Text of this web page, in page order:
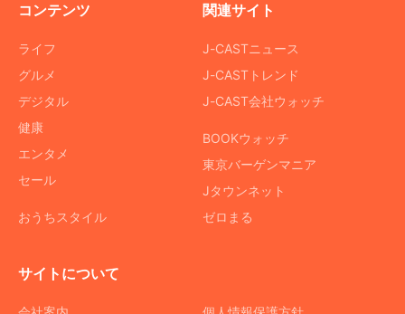
コンテンツ
ライフ
グルメ
デジタル
健康
エンタメ
セール
おうちスタイル
関連サイト
J-CASTニュース
J-CASTトレンド
J-CAST会社ウォッチ
BOOKウォッチ
東京バーゲンマニア
Jタウンネット
ゼロまる
サイトについて